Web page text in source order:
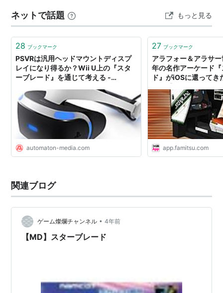
本かアップしています。 PlayStationスターブレードα、
3DOスタ…
ネットで話題 もっと見る
28 ブックマーク
PSVRは汎用ヘッドマウントディスプ
レイになり得るか？Wii U上の『スタ
ーブレード』を通じて考える -
automaton-media.com
27 ブックマーク
アラフォー＆アラサ
年の名作アーケード
ド』がiOSに還ってき
app.famitsu.com
関連ブログ
ゲーム燦爛チャンネル • 4年前
【MD】スターブレード